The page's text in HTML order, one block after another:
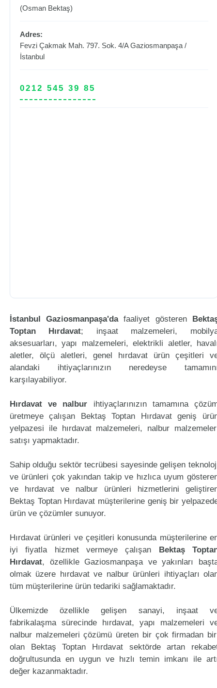
(Osman Bektaş)
Adres:
Fevzi Çakmak Mah. 797. Sok. 4/AGaziosmanpaşa /
İstanbul
0212 545 39 85
İstanbul Gaziosmanpaşa'dafaaliyet gösteren
Toptan Hırdavat; inşaat malzemeleri,
aksesuarları, yapı malzemeleri, elektrikli aletler,
aletler, ölçü aletleri, genel hırdavat ürün çeşitleri
alandaki ihtiyaçlarınızın neredeyse
karşılayabiliyor.
Hırdavat ve nalbur ihtiyaçlarınızın tamamına
üretmeye çalışan Bektaş Toptan Hırdavat geniş
yelpazesi ile hırdavat malzemeleri, nalbur
satışı yapmaktadır.
Sahip olduğu sektör tecrübesi sayesinde gelişen
ve ürünleri çok yakından takip ve hızlıca uyum
ve hırdavat ve nalbur ürünleri hizmetlerini
Bektaş Toptan Hırdavat müşterilerine geniş bir
ürün ve çözümler sunuyor.
Hırdavat ürünleri ve çeşitleri konusunda müşterilerine
iyi fiyatla hizmet vermeye çalışan Bektaş
Hırdavat, özellikle Gaziosmanpaşa ve yakınları
olmak üzere hırdavat ve nalbur ürünleri ihtiyaçları
tüm müşterilerine ürün tedariki sağlamaktadır.
Ülkemizde özellikle gelişen sanayi, inşaat
fabrikalaşma sürecinde hırdavat, yapı malzemeleri
nalbur malzemeleri çözümü üreten bir çok firmadan
olan Bektaş Toptan Hırdavat sektörde artan
doğrultusunda en uygun ve hızlı temin imkanı ile
değer kazanmaktadır.